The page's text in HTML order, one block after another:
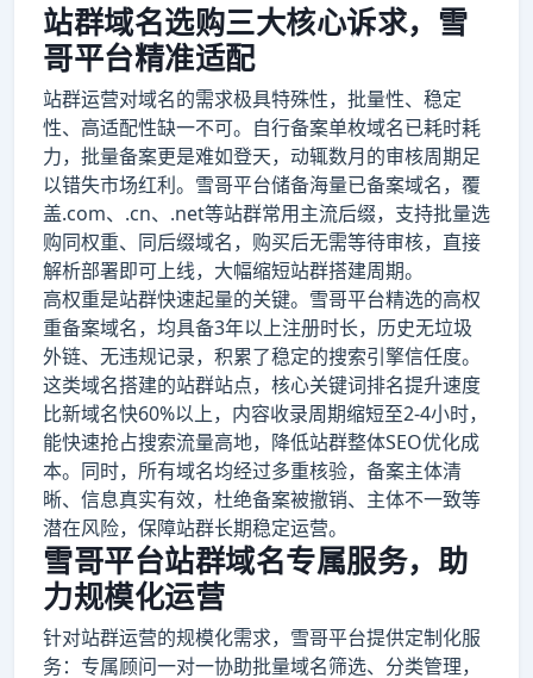
站群域名选购三大核心诉求，雪
哥平台精准适配
站群运营对域名的需求极具特殊性，批量性、稳定
性、高适配性缺一不可。自行备案单枚域名已耗时耗
力，批量备案更是难如登天，动辄数月的审核周期足
以错失市场红利。雪哥平台储备海量已备案域名，覆
盖.com、.cn、.net等站群常用主流后缀，支持批量选
购同权重、同后缀域名，购买后无需等待审核，直接
解析部署即可上线，大幅缩短站群搭建周期。
高权重是站群快速起量的关键。雪哥平台精选的高权
重备案域名，均具备3年以上注册时长，历史无垃圾
外链、无违规记录，积累了稳定的搜索引擎信任度。
这类域名搭建的站群站点，核心关键词排名提升速度
比新域名快60%以上，内容收录周期缩短至2-4小时，
能快速抢占搜索流量高地，降低站群整体SEO优化成
本。同时，所有域名均经过多重核验，备案主体清
晰、信息真实有效，杜绝备案被撤销、主体不一致等
潜在风险，保障站群长期稳定运营。
雪哥平台站群域名专属服务，助
力规模化运营
针对站群运营的规模化需求，雪哥平台提供定制化服
务：专属顾问一对一协助批量域名筛选、分类管理，